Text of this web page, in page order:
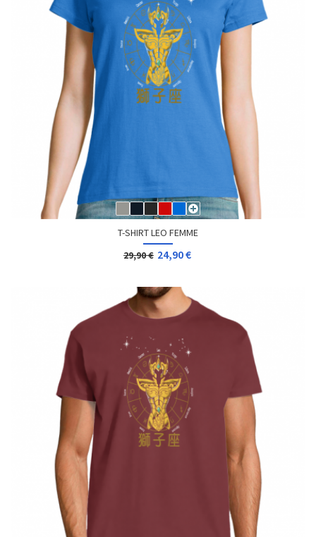
T-SHIRT LEO FEMME
29,90 € 24,90 €